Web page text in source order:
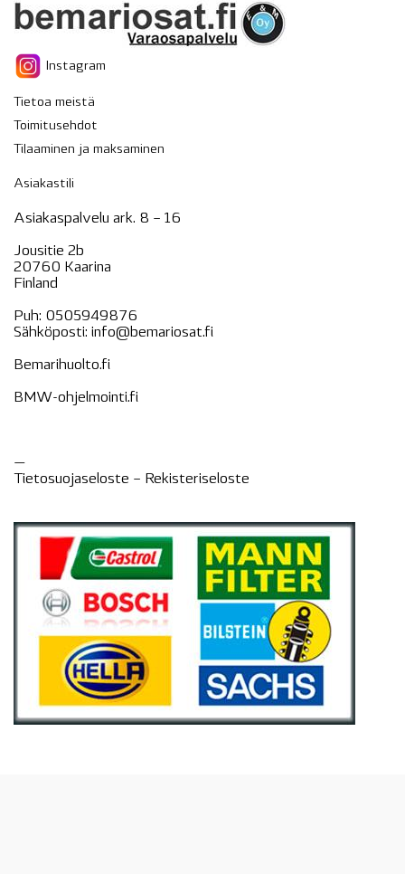
Instagram
Tietoa meistä
Toimitusehdot
Tilaaminen ja maksaminen
Asiakastili
Asiakaspalvelu ark. 8 – 16
Jousitie 2b
20760 Kaarina
Finland
Puh: 0505949876
Sähköposti: info@bemariosat.fi
Bemarihuolto.fi
BMW-ohjelmointi.fi
—
Tietosuojaseloste – Rekisteriseloste